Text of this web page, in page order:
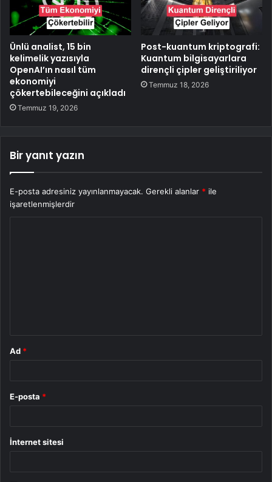
Ünlü analist, 15 bin
kelimelik yazısıyla
OpenAI’ın nasıl tüm
ekonomiyi
çökertebileceğini açıkladı
Temmuz 19, 2026
Post-kuantum kriptografi:
Kuantum bilgisayarlara
dirençli çipler geliştiriliyor
Temmuz 18, 2026
Bir yanıt yazın
E-posta adresiniz yayınlanmayacak. Gerekli alanlar * ile
işaretlenmişlerdir
Ad *
E-posta *
İnternet sitesi